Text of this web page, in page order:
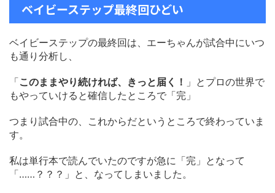
ベイビーステップ最終回ひどい
ベイビーステップの最終回は、エーちゃんが試合中にいつ
も通り分析し、
「このままやり続ければ、きっと届く！ 」とプロの世界で
もやっていけると確信したところで「完」
つまり試合中の、これからだというところで終わっていま
す。
私は単行本で読んでいたのですが急に「完」となって
「……？？？」と、なってしまいました。